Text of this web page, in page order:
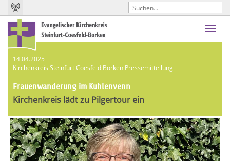
14.04.2025
Kirchenkreis Steinfurt Coesfeld Borken Pressemitteilung
Frauenwanderung im Kuhlenvenn
Kirchenkreis lädt zu Pilgertour ein